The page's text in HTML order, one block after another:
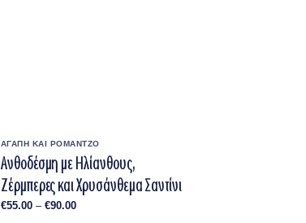
ΑΓΑΠΗ ΚΑΙ ΡΟΜΑΝΤΖΟ
Ανθοδέσμη με Ηλίανθους,
Ζέρμπερες και Χρυσάνθεμα Σαντίνι
€55.00 – €90.00Price